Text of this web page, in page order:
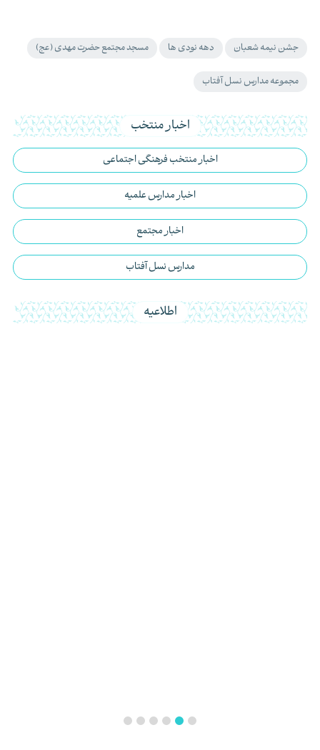
جشن نیمه شعبان دهه نودی ها مسجد مجتمع حضرت مهدی (عج)
مجموعه مدارس نسل آفتاب
اخبار منتخب
اخبار منتخب فرهنگی اجتماعی
اخبار مدارس علمیه
اخبار مجتمع
مدارس نسل آفتاب
اطلاعیه